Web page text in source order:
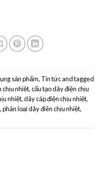
sản phẩm, Tin tứcand tagged
chịu nhiệt,cấu tạo dây điện chịu
nhiệt,dây cáp điện chịu nhiệt,
,phân loại dây điên chịu nhiệt,